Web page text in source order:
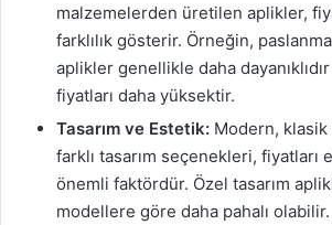
malzemelerden üretilen aplikler,
farklılık gösterir. Örneğin,
aplikler genellikle daha
fiyatları daha yüksektir.
Tasarım ve Estetik: Modern,
farklı tasarım seçenekleri,
önemli faktördür. Özel tasarım
modellere göre daha pahalı olabilir.